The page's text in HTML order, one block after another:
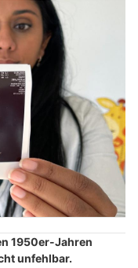
1950er-Jahren
unfehlbar.